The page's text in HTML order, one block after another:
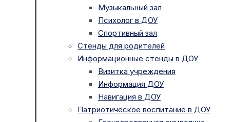
Музыкальный зал
Психолог в ДОУ
Спортивный зал
Стенды для родителей
Информационные стенды в ДОУ
Визитка учреждения
Информация ДОУ
Навигация в ДОУ
Патриотическое воспитание в ДОУ